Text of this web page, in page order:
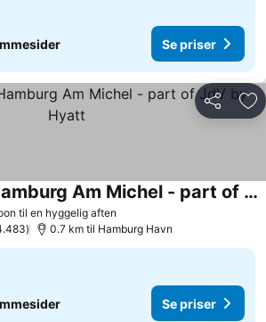
Se priser
Del
til en hyggelig aften
Lindner Hotel Hamburg Am Michel - part of JdV by Hyatt
0.7 km til Hamburg Havn
Se priser